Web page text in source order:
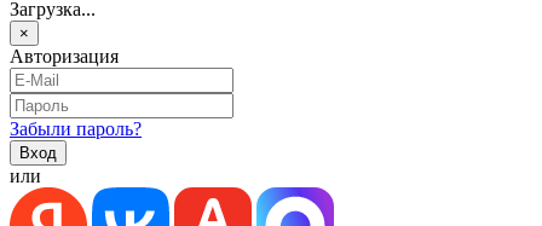
Загрузка...
×
Авторизация
Забыли пароль?
или